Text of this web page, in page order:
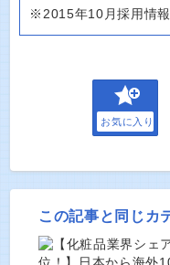
※2015年10月採用情報
お気に入り
この記事と同じカ